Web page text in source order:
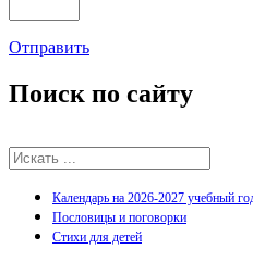
Отправить
Поиск по сайту
Календарь на 2026-2027 учебный
Пословицы и поговорки
Стихи для детей